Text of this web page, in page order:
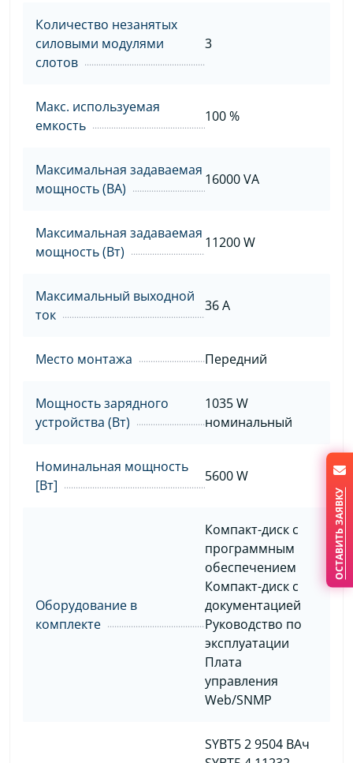
Количество незанятых
силовыми модулями
слотов
3
Макс. используемая
емкость
100 %
Максимальная задаваемая
мощность (ВА)
16000 VA
Максимальная задаваемая
мощность (Вт)
11200 W
Максимальный выходной
ток
36 A
Место монтажа Передний
Мощность зарядного
устройства (Вт)
1035 W
номинальный
Номинальная мощность
[Вт]
5600 W
Оборудование в
комплекте
Компакт-диск с
программным
обеспечением
Компакт-диск с
документацией
Руководство по
эксплуатации
Плата
управления
Web/SNMP
SYBT5 2 9504 ВАч
ОСТАВИТЬ ЗАЯВКУ